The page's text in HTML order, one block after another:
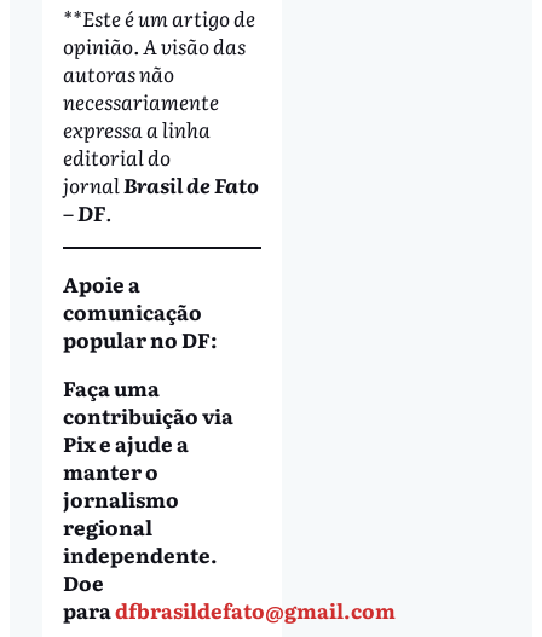
**Este é um artigo de
opinião. A visão das
autoras não
necessariamente
expressa a linha
editorial do
jornalBrasil de Fato
– DF.
Apoie a
comunicação
popular no DF:
Faça uma
contribuição via
Pix e ajude a
manter o
jornalismo
regional
independente.
Doe
paradfbrasildefato@gmail.com